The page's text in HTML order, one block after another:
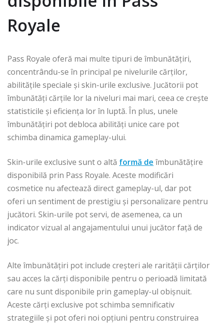
Royale
Pass Royale oferă mai multe tipuri de îmbunătățiri,
concentrându-se în principal pe nivelurile cărților,
abilitățile speciale și skin-urile exclusive. Jucătorii pot
îmbunătăți cărțile lor la niveluri mai mari, ceea ce crește
statisticile și eficiența lor în luptă. În plus, unele
îmbunătățiri pot debloca abilități unice care pot
schimba dinamica gameplay-ului.
Skin-urile exclusive sunt o altă formă de îmbunătățire
disponibilă prin Pass Royale. Aceste modificări
cosmetice nu afectează direct gameplay-ul, dar pot
oferi un sentiment de prestigiu și personalizare pentru
jucători. Skin-urile pot servi, de asemenea, ca un
indicator vizual al angajamentului unui jucător față de
joc.
Alte îmbunătățiri pot include creșteri ale rarității cărților
sau acces la cărți disponibile pentru o perioadă limitată
care nu sunt disponibile prin gameplay-ul obișnuit.
Aceste cărți exclusive pot schimba semnificativ
strategiile și pot oferi noi opțiuni pentru construirea